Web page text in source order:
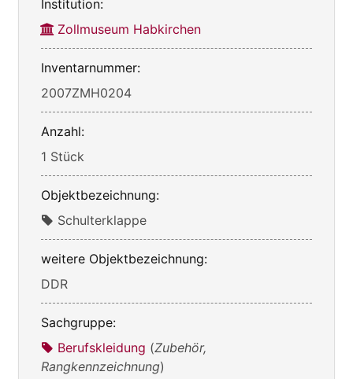
Institution:
Zollmuseum Habkirchen
Inventarnummer:
2007ZMH0204
Anzahl:
1 Stück
Objektbezeichnung:
Schulterklappe
weitere Objektbezeichnung:
DDR
Sachgruppe:
Berufskleidung (Zubehör,
Rangkennzeichnung)